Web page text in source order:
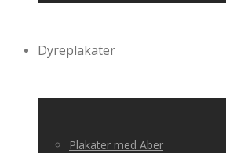
Dyreplakater
Plakater med Aber